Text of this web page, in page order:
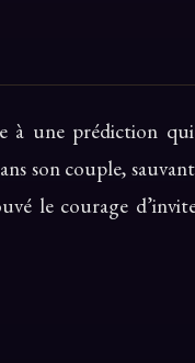
à une prédiction qui
son couple,
le courage